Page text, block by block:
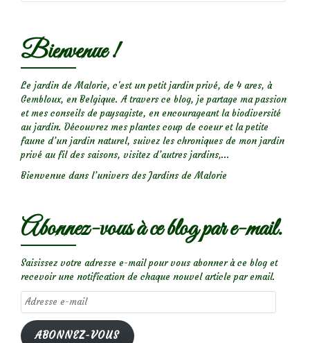
Bienvenue !
Le jardin de Malorie, c'est un petit jardin privé, de 4 ares, à
Gembloux, en Belgique. A travers ce blog, je partage ma passion
et mes conseils de paysagiste, en encourageant la biodiversité
au jardin. Découvrez mes plantes coup de coeur et la petite
faune d’un jardin naturel, suivez les chroniques de mon jardin
privé au fil des saisons, visitez d’autres jardins,...
Bienvenue dans l’univers des Jardins de Malorie
Abonnez-vous à ce blog par e-mail.
Saisissez votre adresse e-mail pour vous abonner à ce blog et
recevoir une notification de chaque nouvel article par email.
Adresse
e-
mail
ABONNEZ-VOUS